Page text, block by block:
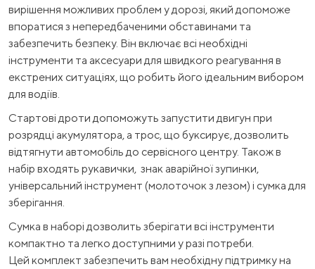
вирішення можливих проблем у дорозі, який допоможе
впоратися з непередбаченими обставинами та
забезпечить безпеку. Він включає всі необхідні
інструменти та аксесуари для швидкого реагування в
екстрених ситуаціях, що робить його ідеальним вибором
для водіїв.
Стартові дроти допоможуть запустити двигун при
розрядці акумулятора, а трос, що буксирує, дозволить
відтягнути автомобіль до сервісного центру. Також в
набір входять рукавички, знак аварійної зупинки,
універсальний інструмент (молоточок з лезом) і сумка для
зберігання.
Сумка в наборі дозволить зберігати всі інструменти
компактно та легко доступними у разі потреби.
Цей комплект забезпечить вам необхідну підтримку на